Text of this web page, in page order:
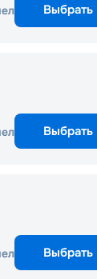
Выбрать
Выбрать
Выбрать